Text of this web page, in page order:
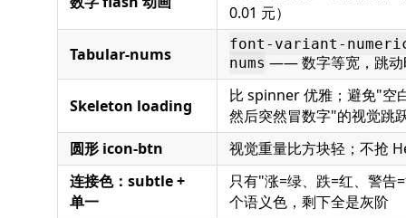
0.01 元）
Tabular-nums
font-variant-
nums —— 数字等宽，跳动
Skeleton loading
比 spinner 优雅；避免"空
然后突然冒数字"的视觉跳
圆形 icon-btn
视觉重量比方块轻；不抢
连接色：subtle +
单一
只有"涨=绿、跌=红、警告
个语义色，剩下全是灰阶